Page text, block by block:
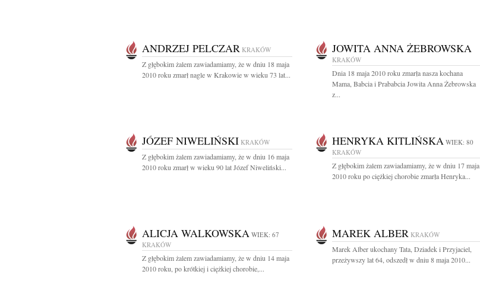
ANDRZEJ PELCZAR KRAKÓW
Z głębokim żalem zawiadamiamy, że w dniu 18 maja
2010 roku zmarł nagle w Krakowie w wieku 73 lat...
JOWITA ANNA ŻEBROWSKA
KRAKÓW
Dnia 18 maja 2010 roku zmarła nasza kochana
Mama, Babcia i Prababcia Jowita Anna Żebrowska
z...
JÓZEF NIWELIŃSKI KRAKÓW
Z głębokim żalem zawiadamiamy, że w dniu 16 maja
2010 roku zmarł w wieku 90 lat Józef Niweliński...
HENRYKA KITLIŃSKA WIEK: 80
KRAKÓW
Z głębokim żalem zawiadamiamy, że w dniu 17 maja
2010 roku po ciężkiej chorobie zmarła Henryka...
ALICJA WALKOWSKA WIEK: 67
KRAKÓW
Z głębokim żalem zawiadamiamy, że w dniu 14 maja
2010 roku, po krótkiej i ciężkiej chorobie,...
MAREK ALBER KRAKÓW
Marek Alber ukochany Tata, Dziadek i Przyjaciel,
przeżywszy lat 64, odszedł w dniu 8 maja 2010...